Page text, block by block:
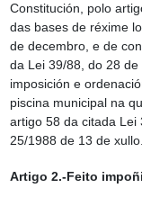
Constitución, polo
das bases de réxime
de decembro, e de
da Lei 39/88, do 28
imposición e
piscina municipal na
artigo 58 da citada Lei
25/1988 de 13 de xullo.
Artigo 2.-Feito